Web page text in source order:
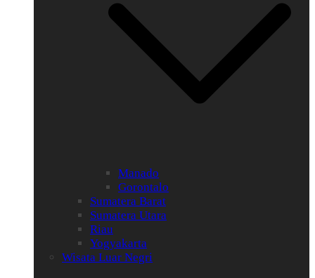
Manado
Gorontalo
Sumatera Barat
Sumatera Utara
Riau
Yogyakarta
Wisata Luar Negri